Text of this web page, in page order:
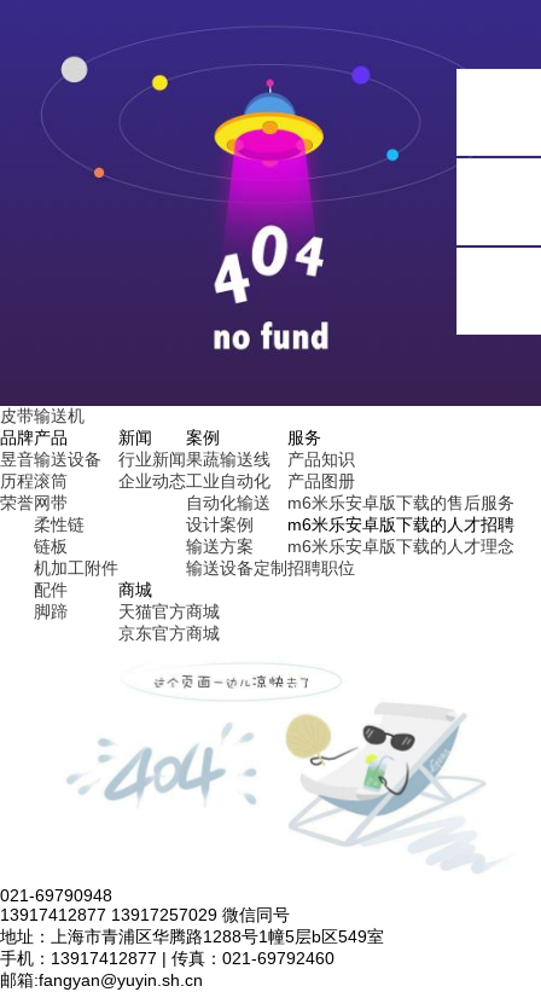
皮带输送机
品牌
昱音
历程
荣誉
产品
输送设备
滚筒
网带
柔性链
链板
机加工附件
配件
脚蹄
新闻
行业新闻
企业动态
案例
果蔬输送线
工业自动化
自动化输送
设计案例
输送方案
输送设备定制
服务
产品知识
产品图册
m6米乐安卓版下载的售后服务
m6米乐安卓版下载的人才招聘
m6米乐安卓版下载的人才理念
招聘职位
商城
天猫官方商城
京东官方商城
021-69790948
13917412877 13917257029 微信同号
地址：上海市青浦区华腾路1288号1幢5层b区549室
手机：13917412877 | 传真：021-69792460
邮箱:fangyan@yuyin.sh.cn